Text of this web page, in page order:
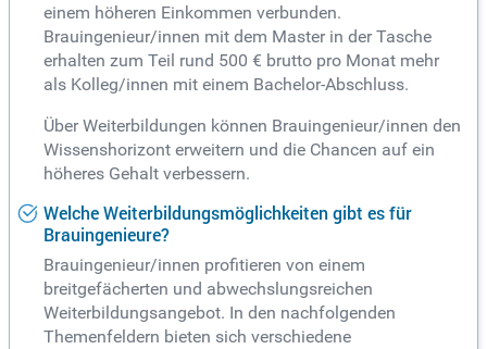
einem höheren Einkommen verbunden.
Brauingenieur/innen mit dem Master in der Tasche
erhalten zum Teil rund 500 € brutto pro Monat mehr
als Kolleg/innen mit einem Bachelor-Abschluss.
Über Weiterbildungen können Brauingenieur/innen den
Wissenshorizont erweitern und die Chancen auf ein
höheres Gehalt verbessern.
Welche Weiterbildungsmöglichkeiten gibt es für
Brauingenieure?
Brauingenieur/innen profitieren von einem
breitgefächerten und abwechslungsreichen
Weiterbildungsangebot. In den nachfolgenden
Themenfeldern bieten sich verschiedene